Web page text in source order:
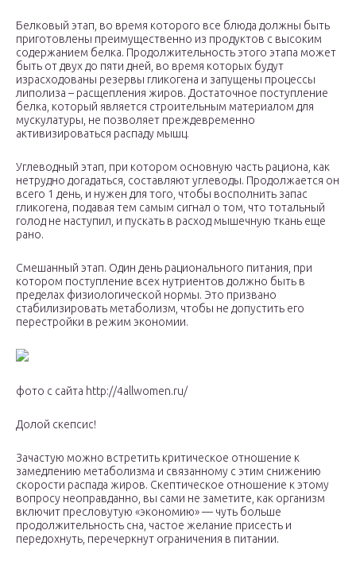
Белковый этап, во время которого все блюда должны быть
приготовлены преимущественно из продуктов с высоким
содержанием белка. Продолжительность этого этапа может
быть от двух до пяти дней, во время которых будут
израсходованы резервы гликогена и запущены процессы
липолиза – расщепления жиров. Достаточное поступление
белка, который является строительным материалом для
мускулатуры, не позволяет преждевременно
активизироваться распаду мышц.
Углеводный этап, при котором основную часть рациона, как
нетрудно догадаться, составляют углеводы. Продолжается он
всего 1 день, и нужен для того, чтобы восполнить запас
гликогена, подавая тем самым сигнал о том, что тотальный
голод не наступил, и пускать в расход мышечную ткань еще
рано.
Смешанный этап. Один день рационального питания, при
котором поступление всех нутриентов должно быть в
пределах физиологической нормы. Это призвано
стабилизировать метаболизм, чтобы не допустить его
перестройки в режим экономии.
фото с сайта http://4allwomen.ru/
Долой скепсис!
Зачастую можно встретить критическое отношение к
замедлению метаболизма и связанному с этим снижению
скорости распада жиров. Скептическое отношение к этому
вопросу неоправданно, вы сами не заметите, как организм
включит пресловутую «экономию» — чуть больше
продолжительность сна, частое желание присесть и
передохнуть, перечеркнут ограничения в питании.